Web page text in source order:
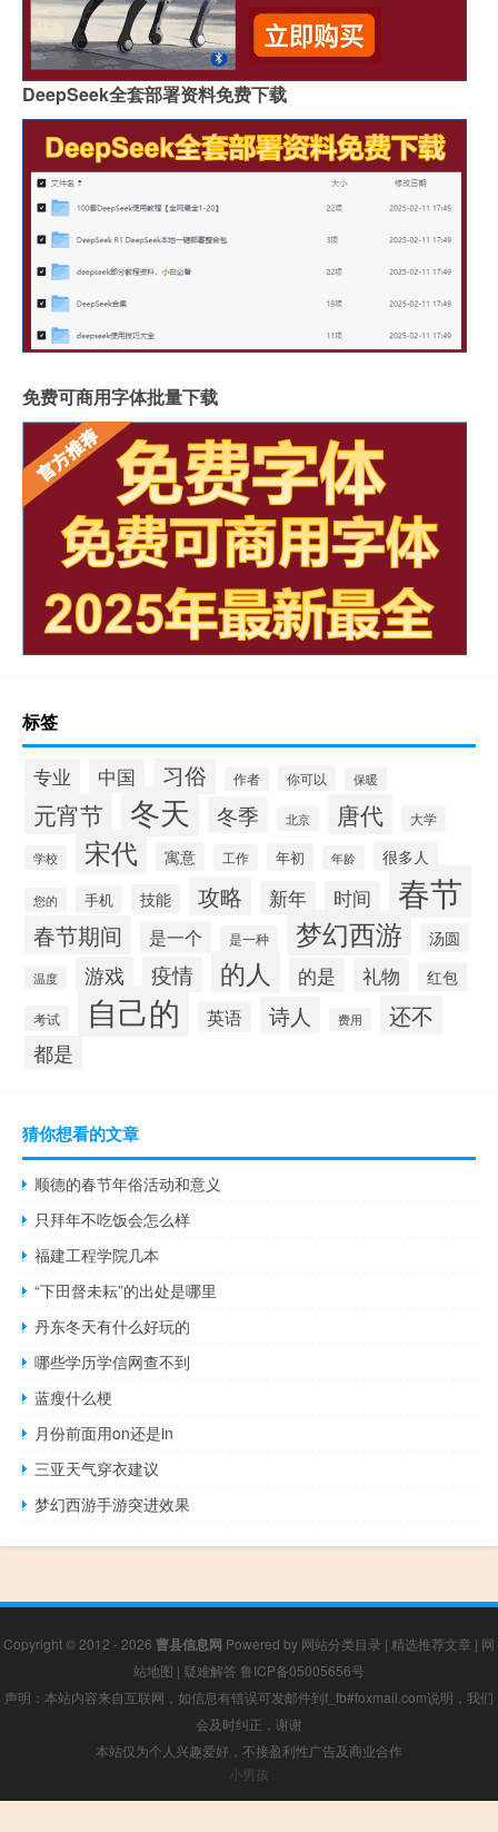
DeepSeek全套部署资料免费下载
免费可商用字体批量下载
标签
专业 中国 习俗 作者 你可以 保暖
元宵节 冬天 冬季 北京 唐代 大学
学校 宋代 寓意 工作 年初 年龄 很多人
您的 手机 技能 攻略 新年 时间 春节
春节期间 是一个 是一种 梦幻西游 汤圆
温度 游戏 疫情 的人 的是 礼物 红包
考试 自己的 英语 诗人 费用 还不
都是
猜你想看的文章
顺德的春节年俗活动和意义
只拜年不吃饭会怎么样
福建工程学院几本
“下田督未耘”的出处是哪里
丹东冬天有什么好玩的
哪些学历学信网查不到
蓝瘦什么梗
月份前面用on还是in
三亚天气穿衣建议
梦幻西游手游突进效果
Copyright © 2012 - 2026 曹县信息网 Powered by 网站分类目录 | 精选推荐文章 | 网
站地图 | 疑难解答 鲁ICP备05005656号
声明：本站内容来自互联网，如信息有错误可发邮件到f_fb#foxmail.com说明，我们
会及时纠正，谢谢
本站仅为个人兴趣爱好，不接盈利性广告及商业合作
小男孩